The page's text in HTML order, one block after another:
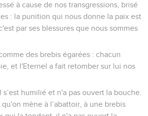
à cause de nos transgressions, brisé
: la punition qui nous donne la paix est
par ses blessures que nous sommes
des brebis égarées : chacun
et l'Eternel a fait retomber sur lui nos
humilié et n'a pas ouvert la bouche.
mène à l’abattoir, à une brebis